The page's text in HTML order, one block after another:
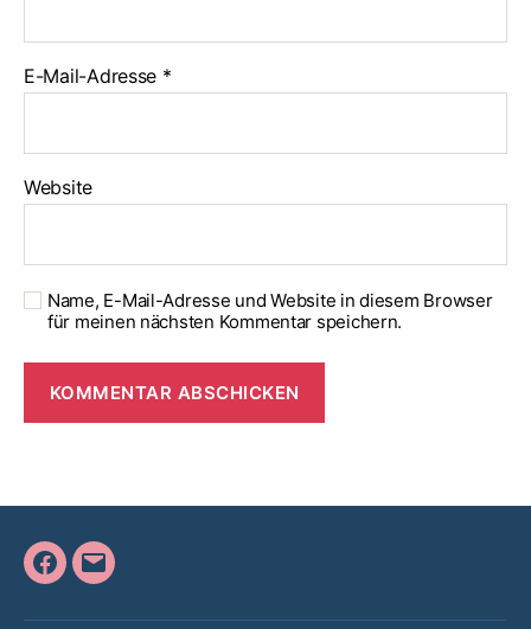
E-Mail-Adresse *
Website
Name, E-Mail-Adresse und Website in diesem Browser
für meinen nächsten Kommentar speichern.
Facebook
E-